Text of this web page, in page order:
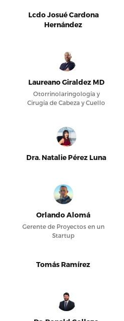
Lcdo Josué Cardona
Hernández
Laureano Giraldez MD
Otorrinolaringología y
Cirugía de Cabeza y Cuello
Dra. Natalie Pérez Luna
Orlando Alomá
Gerente de Proyectos en un
Startup
Tomás Ramírez